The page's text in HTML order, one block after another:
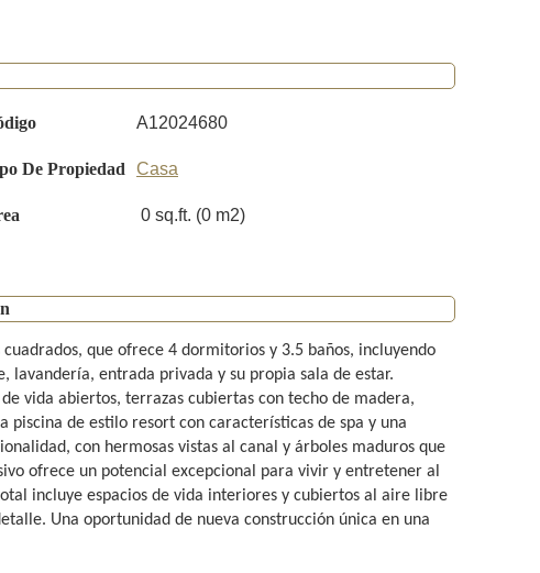
A12024680
De Propiedad Casa
0 sq.ft. (0 m2)
que ofrece 4 dormitorios y 3.5 baños, incluyendo
entrada privada y su propia sala de estar.
vida abiertos, terrazas cubiertas con techo de madera,
de estilo resort con características de spa y una
con hermosas vistas al canal y árboles maduros que
ofrece un potencial excepcional para vivir y entretener al
incluye espacios de vida interiores y cubiertos al aire libre
Una oportunidad de nueva construcción única en una